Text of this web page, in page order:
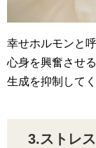
幸せホルモンと
心身を興奮させ
生成を抑制してく
3.ストレ